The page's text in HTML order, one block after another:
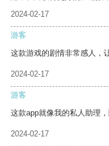
2024-02-17
游客
这款游戏的剧情非常感人，
2024-02-17
游客
这款app就像我的私人助理
2024-02-17